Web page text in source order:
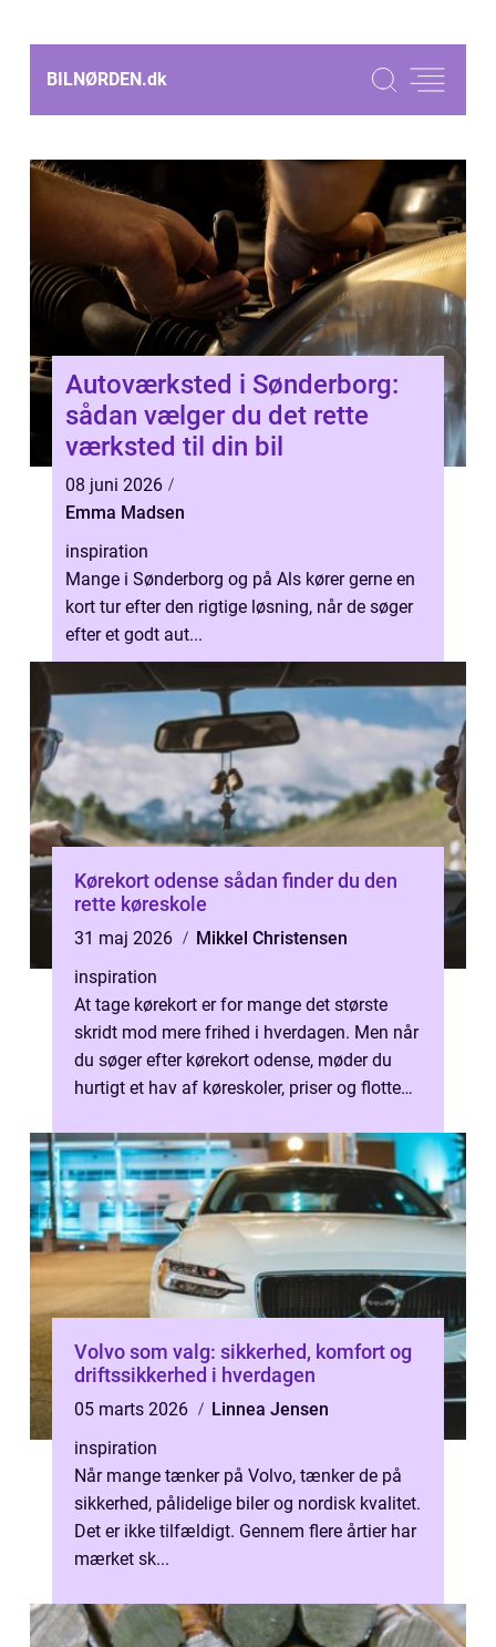
BILNØRDEN.dk
Autoværksted i Sønderborg:
sådan vælger du det rette
værksted til din bil
08 juni 2026
Emma Madsen
inspiration
Mange i Sønderborg og på Als kører gerne en
kort tur efter den rigtige løsning, når de søger
efter et godt aut...
Kørekort odense sådan finder du den
rette køreskole
31 maj 2026
Mikkel Christensen
inspiration
At tage kørekort er for mange det største
skridt mod mere frihed i hverdagen. Men når
du søger efter kørekort odense, møder du
hurtigt et hav af køreskoler, priser og flotte
Volvo som valg: sikkerhed, komfort og
driftssikkerhed i hverdagen
05 marts 2026
Linnea Jensen
inspiration
Når mange tænker på Volvo, tænker de på
sikkerhed, pålidelige biler og nordisk kvalitet.
Det er ikke tilfældigt. Gennem flere årtier har
mærket sk...